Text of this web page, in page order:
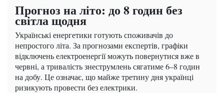
Прогноз на літо: до 8 годин без
світла щодня
Українські енергетики готують споживачів до
непростого літа. За прогнозами експертів, графіки
відключень електроенергії можуть повернутися вже в
червні, а тривалість знеструмлень сягатиме 6–8 годин
на добу. Це означає, що майже третину дня українці
ризикують провести без електрики.